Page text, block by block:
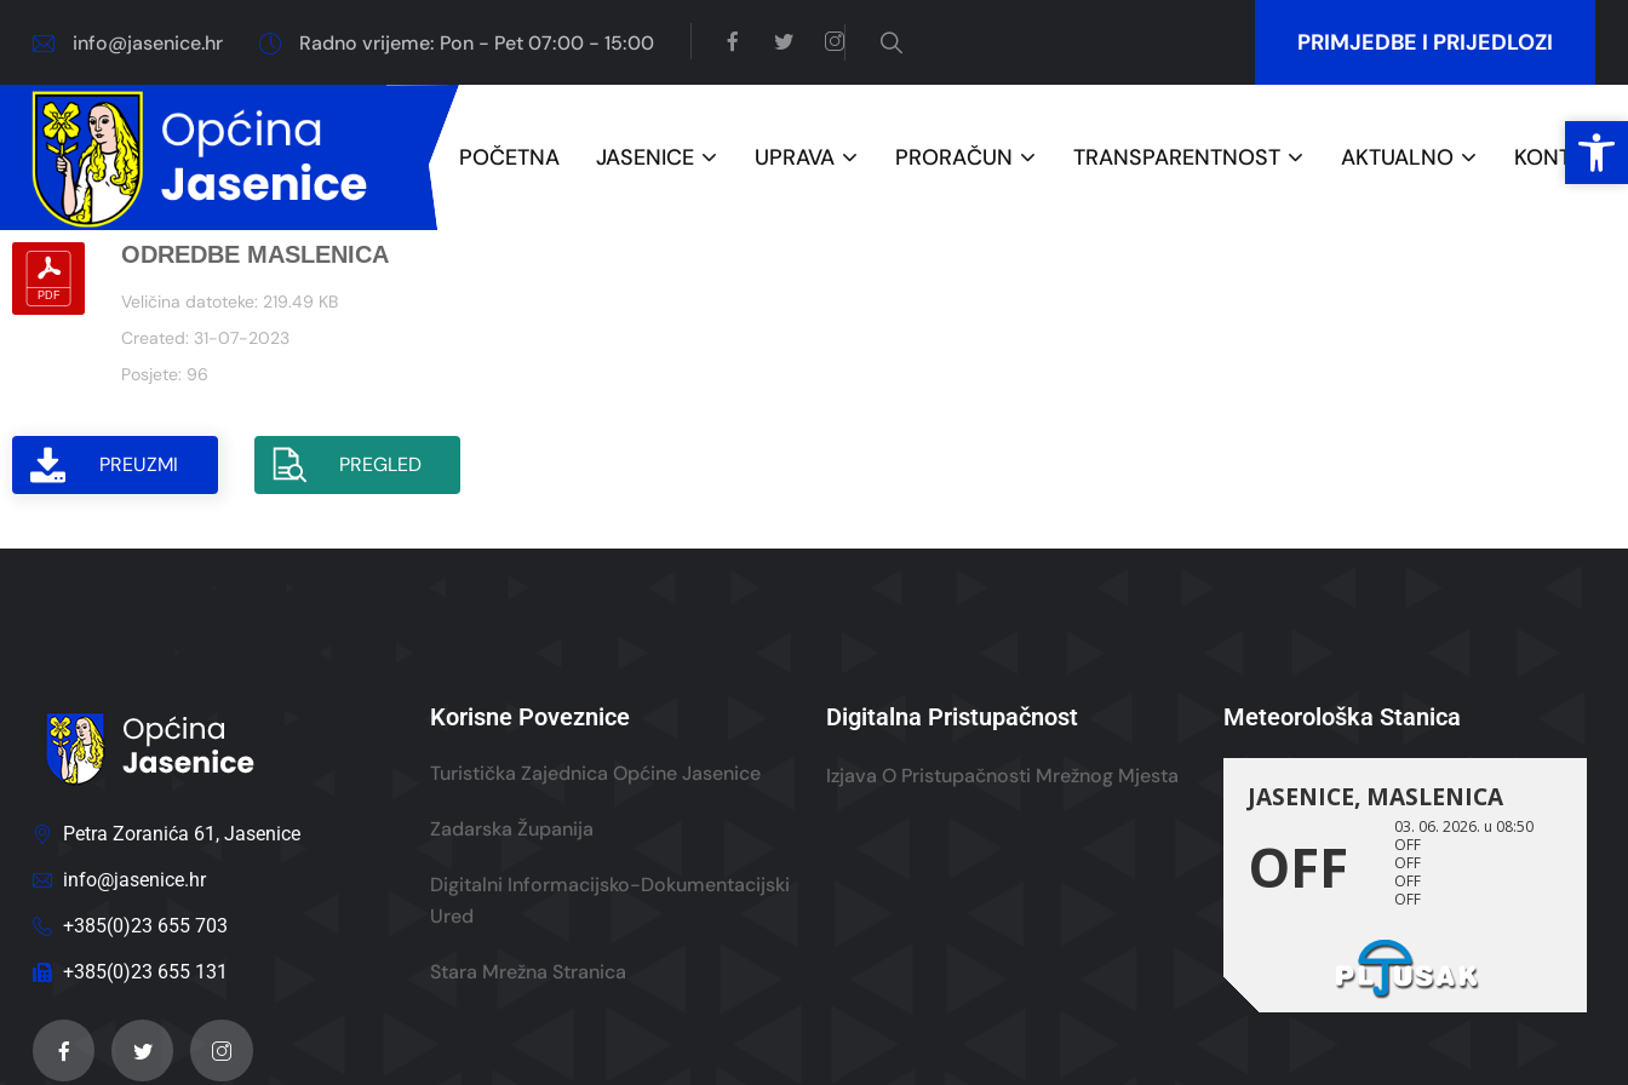
info@jasenice.hr Radno vrijeme: Pon - Pet 07:00 - 15:00 PRIMJEDBE I PRIJEDLOZI
POČETNA JASENICE UPRAVA PRORAČUN TRANSPARENTNOST AKTUALNO KONTAKT
ODREDBE MASLENICA
Veličina datoteke: 219.49 KB
Created: 31-07-2023
Posjete: 96
PREUZMI PREGLED
Petra Zoranića 61, Jasenice
info@jasenice.hr
+385(0)23 655 703
+385(0)23 655 131
Korisne Poveznice
Turistička Zajednica Općine Jasenice
Zadarska Županija
Digitalni Informacijsko-Dokumentacijski
Ured
Stara Mrežna Stranica
Digitalna Pristupačnost
Izjava O Pristupačnosti Mrežnog Mjesta
Meteorološka Stanica